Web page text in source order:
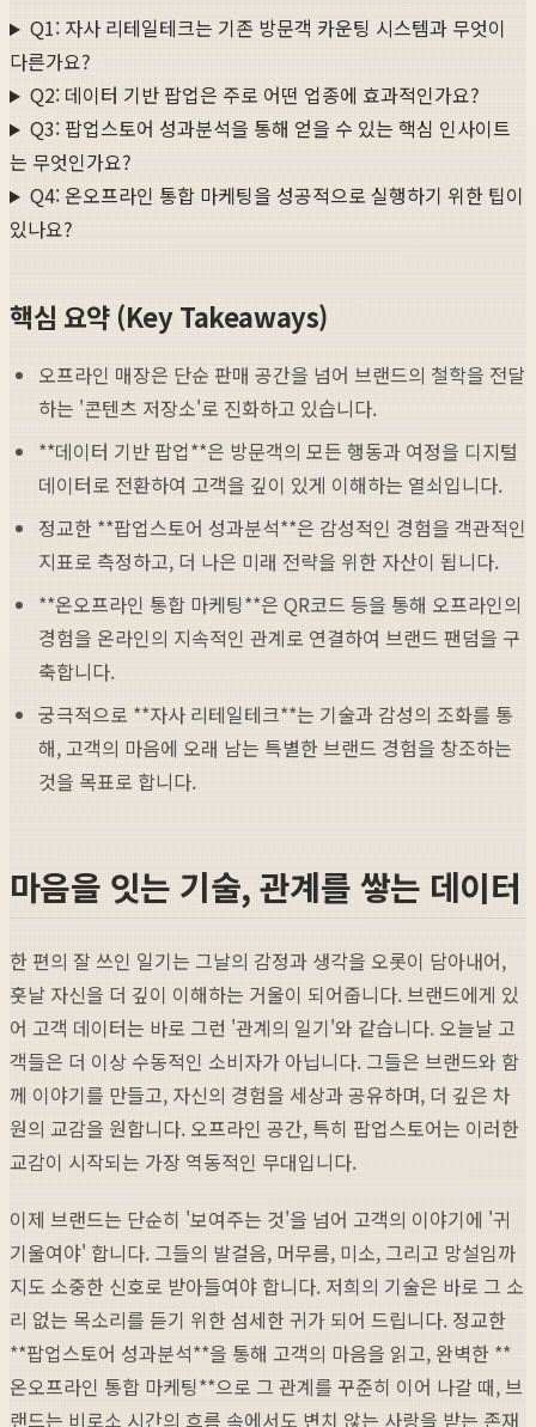
Q1: 자사 리테일테크는 기존 방문객 카운팅 시스템과 무엇이
다른가요?
Q2: 데이터 기반 팝업은 주로 어떤 업종에 효과적인가요?
Q3: 팝업스토어 성과분석을 통해 얻을 수 있는 핵심 인사이트
는 무엇인가요?
Q4: 온오프라인 통합 마케팅을 성공적으로 실행하기 위한 팁이
있나요?
핵심 요약 (Key Takeaways)
오프라인 매장은 단순 판매 공간을 넘어 브랜드의 철학을 전달
하는 '콘텐츠 저장소'로 진화하고 있습니다.
**데이터 기반 팝업**은 방문객의 모든 행동과 여정을 디지털
데이터로 전환하여 고객을 깊이 있게 이해하는 열쇠입니다.
정교한 **팝업스토어 성과분석**은 감성적인 경험을 객관적인
지표로 측정하고, 더 나은 미래 전략을 위한 자산이 됩니다.
**온오프라인 통합 마케팅**은 QR코드 등을 통해 오프라인의
경험을 온라인의 지속적인 관계로 연결하여 브랜드 팬덤을 구
축합니다.
궁극적으로 **자사 리테일테크**는 기술과 감성의 조화를 통
해, 고객의 마음에 오래 남는 특별한 브랜드 경험을 창조하는
것을 목표로 합니다.
마음을 잇는 기술, 관계를 쌓는 데이터
한 편의 잘 쓰인 일기는 그날의 감정과 생각을 오롯이 담아내어,
훗날 자신을 더 깊이 이해하는 거울이 되어줍니다. 브랜드에게 있
어 고객 데이터는 바로 그런 '관계의 일기'와 같습니다. 오늘날 고
객들은 더 이상 수동적인 소비자가 아닙니다. 그들은 브랜드와 함
께 이야기를 만들고, 자신의 경험을 세상과 공유하며, 더 깊은 차
원의 교감을 원합니다. 오프라인 공간, 특히 팝업스토어는 이러한
교감이 시작되는 가장 역동적인 무대입니다.
이제 브랜드는 단순히 '보여주는 것'을 넘어 고객의 이야기에 '귀
기울여야' 합니다. 그들의 발걸음, 머무름, 미소, 그리고 망설임까
지도 소중한 신호로 받아들여야 합니다. 저희의 기술은 바로 그 소
리 없는 목소리를 듣기 위한 섬세한 귀가 되어 드립니다. 정교한
**팝업스토어 성과분석**을 통해 고객의 마음을 읽고, 완벽한 **
온오프라인 통합 마케팅**으로 그 관계를 꾸준히 이어 나갈 때, 브
랜드는 비로소 시간의 흐름 속에서도 변치 않는 사랑을 받는 존재